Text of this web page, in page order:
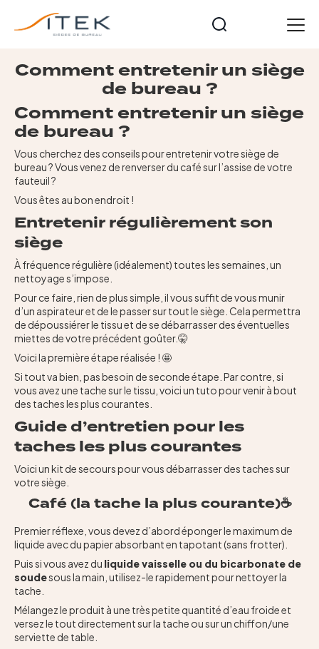
FR
Nos gammes
Opérateurs
Cuir et Imitation Cuir
Meeting et formation
Technique
Tables et accessoires
Nos collections
Starters
Notre histoire
Actualités
Contact
Comment entretenir un siège
de bureau ?
Comment entretenir un siège
de bureau ?
Vous cherchez des conseils pour entretenir votre siège de
bureau ? Vous venez de renverser du café sur l’assise de votre
fauteuil ?
Vous êtes au bon endroit !
Entretenir régulièrement son
siège
À fréquence régulière (idéalement) toutes les semaines, un
nettoyage s’impose.
Pour ce faire, rien de plus simple, il vous suffit de vous munir
d’un aspirateur et de le passer sur tout le siège. Cela permettra
de dépoussiérer le tissu et de se débarrasser des éventuelles
miettes de votre précédent goûter.🤫
Voici la première étape réalisée ! 🤩
Si tout va bien, pas besoin de seconde étape. Par contre, si
vous avez une tache sur le tissu, voici un tuto pour venir à bout
des taches les plus courantes.
Guide d’entretien pour les
taches les plus courantes
Voici un kit de secours pour vous débarrasser des taches sur
votre siège.
Café (la tache la plus courante)☕
Premier réflexe, vous devez d’abord éponger le maximum de
liquide avec du papier absorbant en tapotant (sans frotter).
Puis si vous avez du liquide vaisselle ou du bicarbonate de
soudesous la main, utilisez-le rapidement pour nettoyer la
tache.
Mélangez le produit à une très petite quantité d’eau froide et
versez le tout directement sur la tache ou sur un chiffon/une
serviette de table.